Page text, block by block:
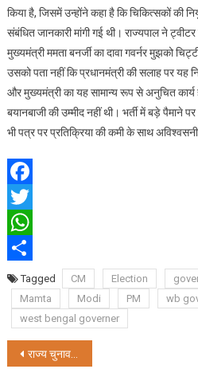
किया है, जिसमें उन्होंने कहा है कि चिकित्सकों की
संबंधित जानकारी मांगी गई थी। राज्यपाल ने
मुख्यमंत्री ममता बनर्जी का दावा गवर्नर मुझको
उसको पता नहीं कि प्रधानमंत्री की सलाह पर यह
और मुख्यमंत्री का यह सामान्य रूप से अनुचित
बयानबाजी की उम्मीद नहीं थी। भर्ती में बड़े पैमाने
भी पत्र पर प्रतिक्रिया की कमी के साथ
Facebook
Twitter
WhatsApp
ShareTagged CM Election
Mamta
Modi PM
wb
west bengal governer
Post
राज्य चुनाव आयोग ने चुनाव प्रचार के बदले नियम, सभाओं में 250 लोगों की उपस्थिति